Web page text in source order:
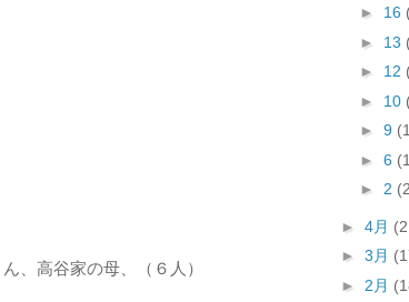
、高谷家の母、（６人）
► 16
► 13
► 12
► 10
► 9
► 6
► 2
► 4月
► 3月
► 2月